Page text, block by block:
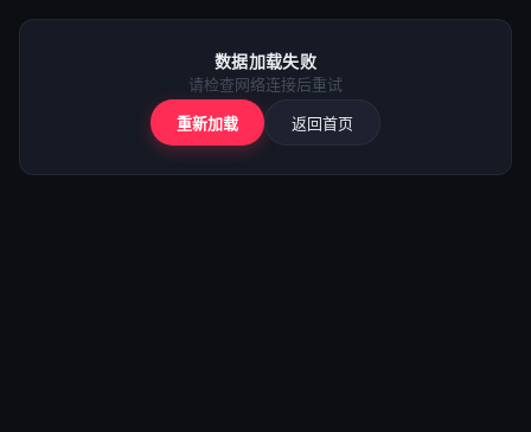
⚠️
数据加载失败
请检查网络连接后重试
重新加载 返回首页